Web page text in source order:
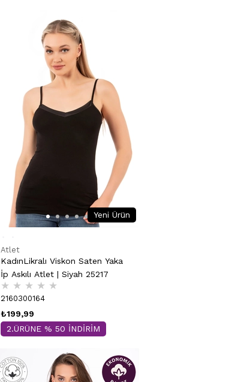
Atlet
KadınLikralı Viskon Saten Yaka
İp Askılı Atlet | Siyah 25217
★ ★ ★ ★ ★
2160300164
₺199,99
Yeni Ürün
2.ÜRÜNE % 50 İNDİRİM